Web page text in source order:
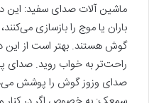
ماشین آلات صدای سفید: این
باران یا موج را بازسازی
گوش هستند. بهتر است از این
راحت‌تر به خواب روید. صدای
صدای وزوز گوش را پوشش